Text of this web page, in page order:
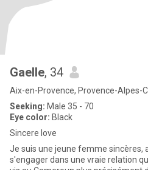
Gaelle, 34
Aix-en-Provence, Provence-Alpes-
Seeking: Male 35 - 70
Eye color: Black
Sincere love
Je suis une jeune femme sincères,
s'engager dans une vraie relation